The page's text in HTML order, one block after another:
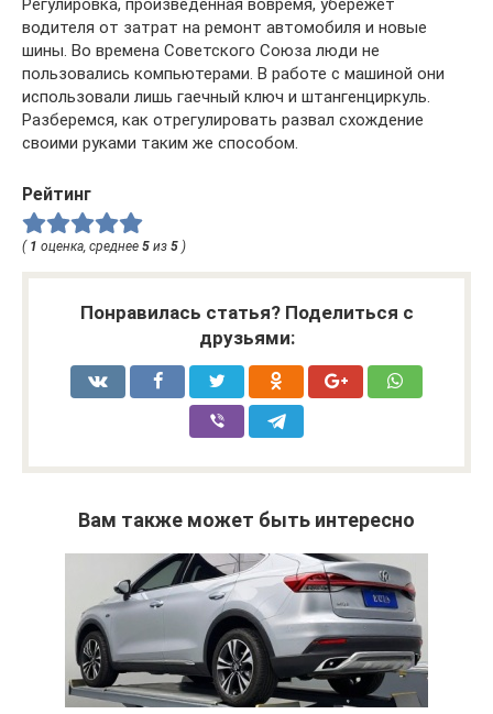
Регулировка, произведенная вовремя, убережет
водителя от затрат на ремонт автомобиля и новые
шины. Во времена Советского Союза люди не
пользовались компьютерами. В работе с машиной они
использовали лишь гаечный ключ и штангенциркуль.
Разберемся, как отрегулировать развал схождение
своими руками таким же способом.
Рейтинг
( 1 оценка, среднее 5 из 5 )
Понравилась статья? Поделиться с
друзьями:
Вам также может быть интересно